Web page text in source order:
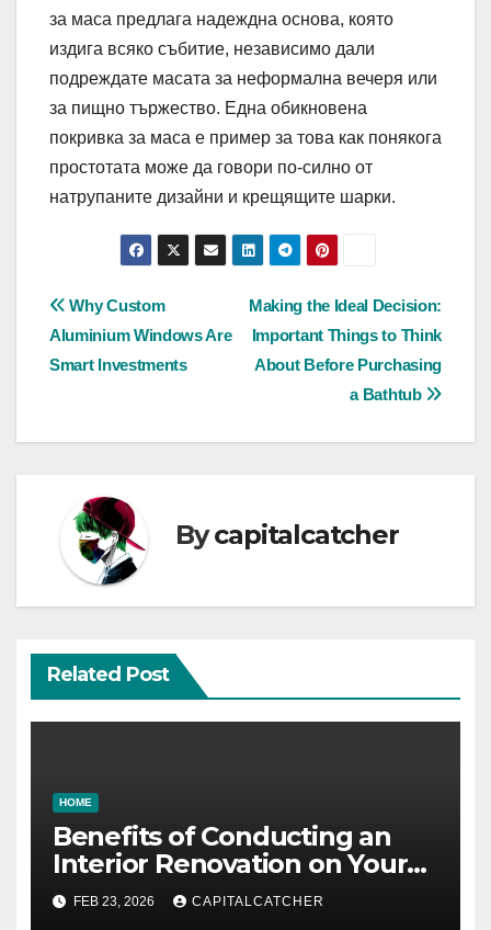
за маса предлага надеждна основа, която
издига всяко събитие, независимо дали
подреждате масата за неформална вечеря или
за пищно тържество. Една обикновена
покривка за маса е пример за това как понякога
простотата може да говори по-силно от
натрупаните дизайни и крещящите шарки.
Post
navigation
Making the Ideal Decision:
Important Things to Think
About Before Purchasing
a Bathtub
Why Custom
Aluminium Windows Are
Smart Investments
Bycapitalcatcher
Related Post
HOME
Benefits of Conducting an
Interior Renovation on Your
Residence
FEB 23, 2026 CAPITALCATCHER